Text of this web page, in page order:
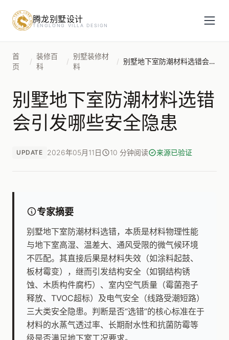
腾龙别墅设计
TENGLONG VILLA DESIGN
首
页
/
装修百
科
/
别墅装修材
料
/ 别墅地下室防潮材料选错会引发哪些安全隐患
别墅地下室防潮材料选错
会引发哪些安全隐患
UPDATE 2026年05月11日 10 分钟阅读 来源已验证
专家摘要
别墅地下室防潮材料选错，本质是材料物理性能
与地下室高湿、温差大、通风受限的微气候环境
不匹配。其直接后果是材料失效（如涂料起鼓、
板材霉变），继而引发结构安全（如钢结构锈
蚀、木质构件腐朽）、室内空气质量（霉菌孢子
释放、TVOC超标）及电气安全（线路受潮短路）
三大类安全隐患。判断是否“选错”的核心标准在于
材料的水蒸气透过率、长期耐水性和抗菌防霉等
级是否满足地下室工况要求。
预约设计咨询
姓名*
手机号*
提交即视为您同意我们与您联系，信息仅用于设计咨询服务